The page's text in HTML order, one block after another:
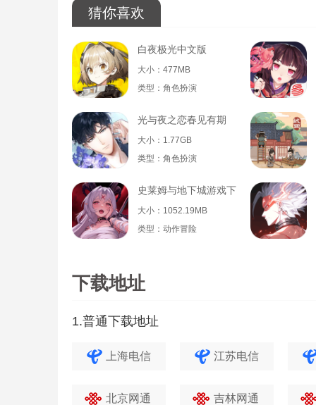
猜你喜欢
白夜极光中文版
大小：477MB
类型：角色扮演
光与夜之恋春见有期
大小：1.77GB
类型：角色扮演
史莱姆与地下城游戏下载
大小：1052.19MB
类型：动作冒险
下载地址
1.普通下载地址
上海电信 江苏电信
北京网通 吉林网通